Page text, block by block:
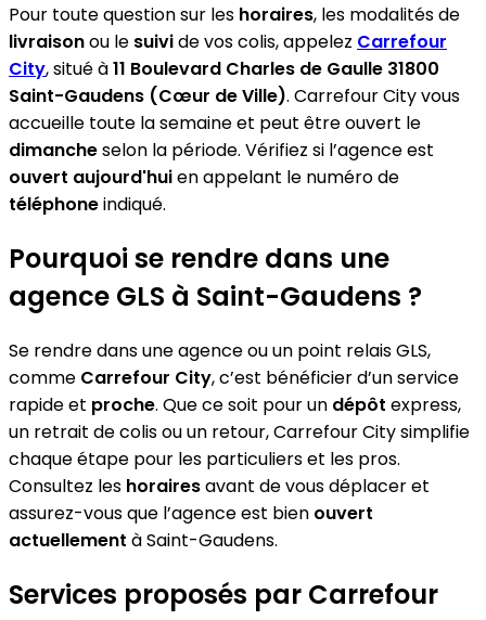
Pour toute question sur les horaires, les modalités de
livraisonou le suivide vos colis, appelez Carrefour
City, situé à11 Boulevard Charles de Gaulle 31800
Saint-Gaudens (Cœur de Ville). Carrefour City vous
accueille toute la semaine et peut être ouvert le
dimancheselon la période. Vérifiez si l’agence est
ouvert aujourd'huien appelant le numéro de
téléphoneindiqué.
Pourquoi se rendre dans une
agence GLS à Saint-Gaudens ?
Se rendre dans une agence ou un point relais GLS,
comme Carrefour City, c’est bénéficier d’un service
rapide et proche. Que ce soit pour un dépôt express,
un retrait de colis ou un retour, Carrefour City simplifie
chaque étape pour les particuliers et les pros.
Consultez les horairesavant de vous déplacer et
assurez-vous que l’agence est bien ouvert
actuellement à Saint-Gaudens.
Services proposés par Carrefour